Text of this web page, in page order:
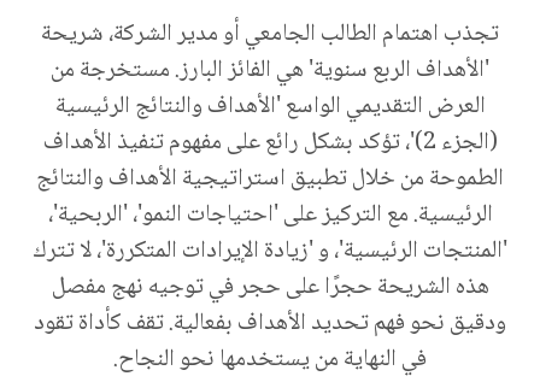
تجذب اهتمام الطالب الجامعي أو مدير الشركة، شريحة
'الأهداف الربع سنوية' هي الفائز البارز. مستخرجة من
العرض التقديمي الواسع 'الأهداف والنتائج الرئيسية
(الجزء 2)'، تؤكد بشكل رائع على مفهوم تنفيذ الأهداف
الطموحة من خلال تطبيق استراتيجية الأهداف والنتائج
الرئيسية. مع التركيز على 'احتياجات النمو'، 'الربحية'،
'المنتجات الرئيسية'، و 'زيادة الإيرادات المتكررة'، لا تترك
هذه الشريحة حجرًا على حجر في توجيه نهج مفصل
ودقيق نحو فهم تحديد الأهداف بفعالية. تقف كأداة تقود
في النهاية من يستخدمها نحو النجاح.